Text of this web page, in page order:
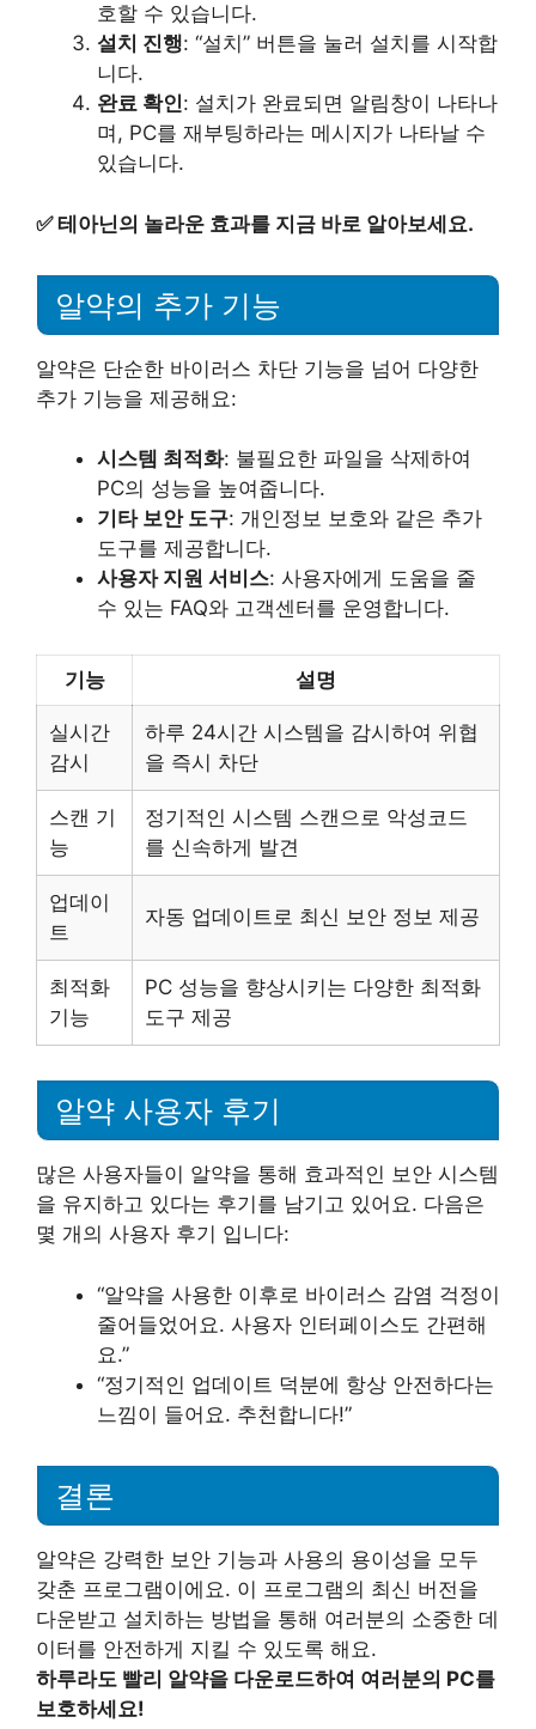
호할 수 있습니다.
설치 진행: “설치” 버튼을 눌러 설치를 시작합
니다.
완료 확인: 설치가 완료되면 알림창이 나타나
며, PC를 재부팅하라는 메시지가 나타날 수
있습니다.
✅테아닌의 놀라운 효과를 지금 바로 알아보세요.
알약의 추가 기능
알약은 단순한 바이러스 차단 기능을 넘어 다양한
추가 기능을 제공해요:
시스템 최적화: 불필요한 파일을 삭제하여
PC의 성능을 높여줍니다.
기타 보안 도구: 개인정보 보호와 같은 추가
도구를 제공합니다.
사용자 지원 서비스: 사용자에게 도움을 줄
수 있는 FAQ와 고객센터를 운영합니다.
기능 설명
실시간
감시
하루 24시간 시스템을 감시하여 위협
을 즉시 차단
스캔 기
능
정기적인 시스템 스캔으로 악성코드
를 신속하게 발견
업데이
트
자동 업데이트로 최신 보안 정보 제공
최적화
기능
PC 성능을 향상시키는 다양한 최적화
도구 제공
알약 사용자 후기
많은 사용자들이 알약을 통해 효과적인 보안 시스템
을 유지하고 있다는 후기를 남기고 있어요. 다음은
몇 개의 사용자 후기 입니다:
“알약을 사용한 이후로 바이러스 감염 걱정이
줄어들었어요. 사용자 인터페이스도 간편해
요.”
“정기적인 업데이트 덕분에 항상 안전하다는
느낌이 들어요. 추천합니다!”
결론
알약은 강력한 보안 기능과 사용의 용이성을 모두
갖춘 프로그램이에요. 이 프로그램의 최신 버전을
다운받고 설치하는 방법을 통해 여러분의 소중한 데
이터를 안전하게 지킬 수 있도록 해요.
하루라도 빨리 알약을 다운로드하여 여러분의 PC를
보호하세요!